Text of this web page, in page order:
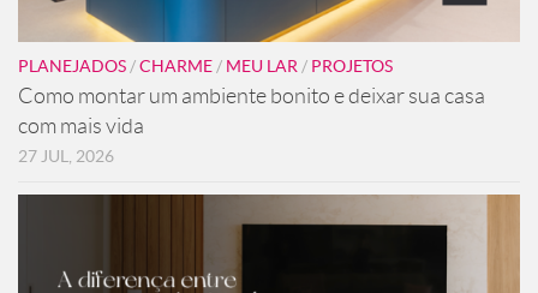
PLANEJADOS/CHARME/ MEU LAR/ PROJETOS
Como montar um ambiente bonito e deixar sua casa
com mais vida
27 JUL, 2026